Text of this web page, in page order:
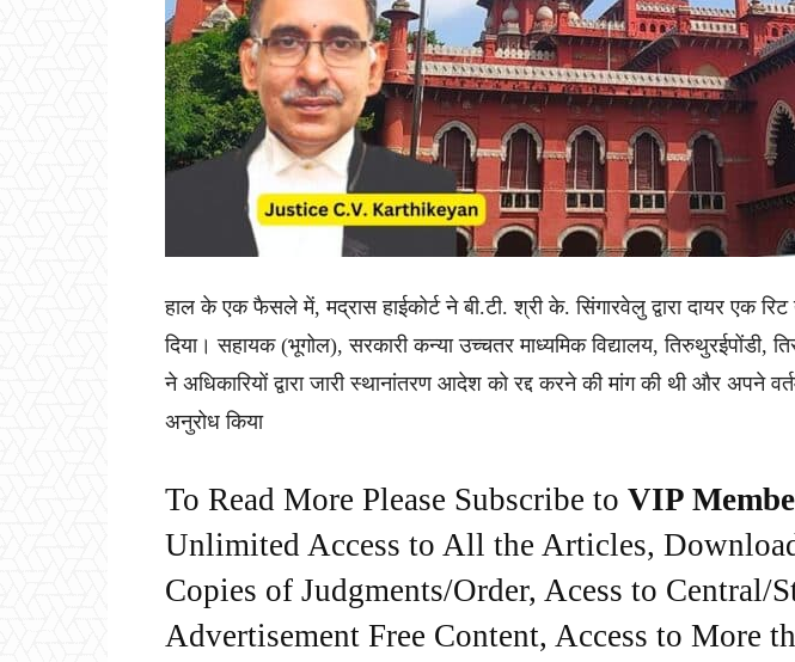
हाल के एक फैसले में, मद्रास हाईकोर्ट ने बी.टी. श्री के. सिंगारवेलु द्वारा दायर एक
दिया। सहायक (भूगोल), सरकारी कन्या उच्चतर माध्यमिक विद्यालय, तिरुथुरईपोंडी,
ने अधिकारियों द्वारा जारी स्थानांतरण आदेश को रद्द करने की मांग की थी और अपने
अनुरोध किया
To Read More Please Subscribe to VIP
Unlimited Access to All the Articles,
Copies of Judgments/Order, Acess to Central/
Advertisement Free Content, Access to More